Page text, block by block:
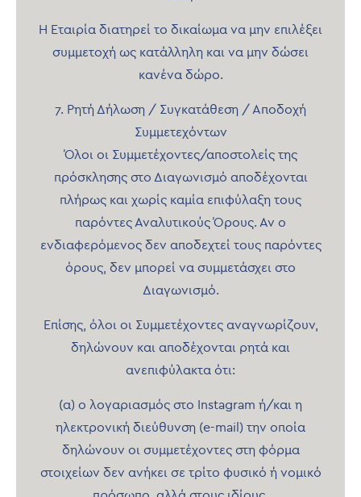
Η Εταιρία διατηρεί το δικαίωμα να μην επιλέξει
συμμετοχή ως κατάλληλη και να μην δώσει
κανένα δώρο.
7. Ρητή Δήλωση / Συγκατάθεση / Αποδοχή
Συμμετεχόντων
Όλοι οι Συμμετέχοντες/αποστολείς της
πρόσκλησης στο Διαγωνισμό αποδέχονται
πλήρως και χωρίς καμία επιφύλαξη τους
παρόντες Αναλυτικούς Όρους. Αν ο
ενδιαφερόμενος δεν αποδεχτεί τους παρόντες
όρους, δεν μπορεί να συμμετάσχει στο
Διαγωνισμό.
Επίσης, όλοι οι Συμμετέχοντες αναγνωρίζουν,
δηλώνουν και αποδέχονται ρητά και
ανεπιφύλακτα ότι:
(α) ο λογαριασμός στο Instagram ή/και η
ηλεκτρονική διεύθυνση (e-mail) την οποία
δηλώνουν οι συμμετέχοντες στη φόρμα
στοιχείων δεν ανήκει σε τρίτο φυσικό ή νομικό